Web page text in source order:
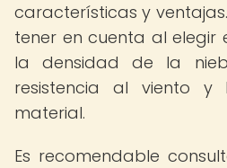
características y
tener en cuenta al elegir
la densidad de la
resistencia al viento
material.
Es recomendable